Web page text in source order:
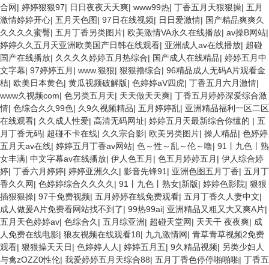
合网| 婷婷狠狠97| 日日夜夜天天爽| www99热| 丁香五月天狠狠操| 五月
激情婷婷开心| 五月天色图| 97日在线视频| 日日爱激情| 国产精品爽爽久
久久久久蜜臀| 五月丁香另类图片| 欧美激情VA永久在线播放| av操B网站|
婷婷久久五月天亚洲欧美国产日韩在线观看| 亚洲成人av在线播放| 超碰
国产在线播放| 久久久久婷婷五月热综合| 国产成人在线精品| 婷婷五月中
文字幕| 97婷婷五月 | www.狠狠| 狠狠擼综合| 96精品成人无码A片观看金
桔| 欧美日本黄色| 黄瓜视频破解版| 色婷婷aV四虎| 丁香五月六月激情|
www久视频com| 色另类五月天| 天天做天天爽| 丁香五月婷婷深爱综合激
情| 色综合久久99色| 久9久视频精品| 五月婷婷乱| 亚洲精品福利一区二区
在线观看| 久久成人性爱| 高清无码网址| 婷婷五月天最新综合你懂的 | 五
月丁香无码| 超碰不卡在线| 久久宗合影| 欧美另类图片| 操人精品| 色婷婷
五月天av在线| 婷婷五月丁香av网站| 色～性～乱～伦～噜| 91丨九色丨熟
女丰满| 中文字幕av在线播放| 伊人色五月 | 色五月婷婷五月 | 伊人综合婷
婷| 丁香六月婷婷| 婷婷亚洲久久 | 影音先锋91 | 亚洲色图五月丁香| 五月丁
香久久网| 色婷婷综合久久久久 | 91丨九色丨熟女|新版| 婷婷色影院| 狠狠
插狠狠操| 97干免费视频| 五月婷婷在线免费观看| 五月丁香久人妻中文|
成人做爰A片免费看网站找不到了| 99热99ai| 亚洲精品又粗又大又爽A片|
五月天色婷婷av| 色综合久 | 五月综亚洲| 超碰天堂网| 天天干 夜夜爽| 成
人免费在线电影| 狼友视频在线观看18| 九九激情网| 青草青草视频2免费
观看| 狠狠操天天日| 色婷婷人人 | 婷婷五月五| 9久精品视频| 另类少妇人
与禽zOZZ0性伦| 我爱婷婷五月天综合88| 五月丁香色停停啪啪啪| 丁香五